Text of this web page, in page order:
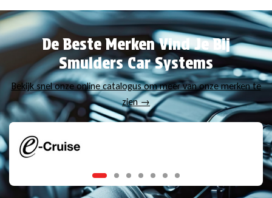
De Beste Merken Vind Je Bij
Smulders Car Systems
Bekijk snel onze online catalogus om meer van onze merken te
zien →